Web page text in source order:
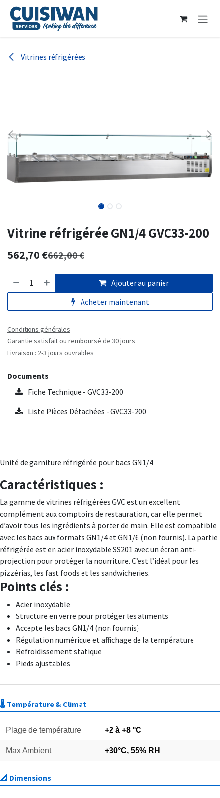
Se rendre au contenu
Vitrines réfrigérées
Vitrine réfrigérée GN1/4 GVC33-200
562,70€662,00€
Ajouter au panier
Acheter maintenant
Conditions générales
Garantie satisfait ou remboursé de 30 jours
Livraison : 2-3 jours ouvrables
Documents
Fiche Technique - GVC33-200
Liste Pièces Détachées - GVC33-200
Unité de garniture réfrigérée pour bacs GN1/4
Caractéristiques :
La gamme de vitrines réfrigérées GVC est un excellent
complément aux comptoirs de restauration, car elle permet
d’avoir tous les ingrédients à porter de main. Elle est compatible
avec les bacs aux formats GN1/4 et GN1/6 (non fournis). La partie
réfrigérée est en acier inoxydable SS201 avec un écran anti-
projection pour protéger la nourriture. C’est l’idéal pour les
pizzérias, les fast foods et les sandwicheries.
Points clés :
Acier inoxydable
Structure en verre pour protéger les aliments
Accepte les bacs GN1/4 (non fournis)
Régulation numérique et affichage de la température
Refroidissement statique
Pieds ajustables
🌡️ Température & Climat
Plage de température +2 à +8 °C
Max Ambient +30°C, 55% RH
📐 Dimensions